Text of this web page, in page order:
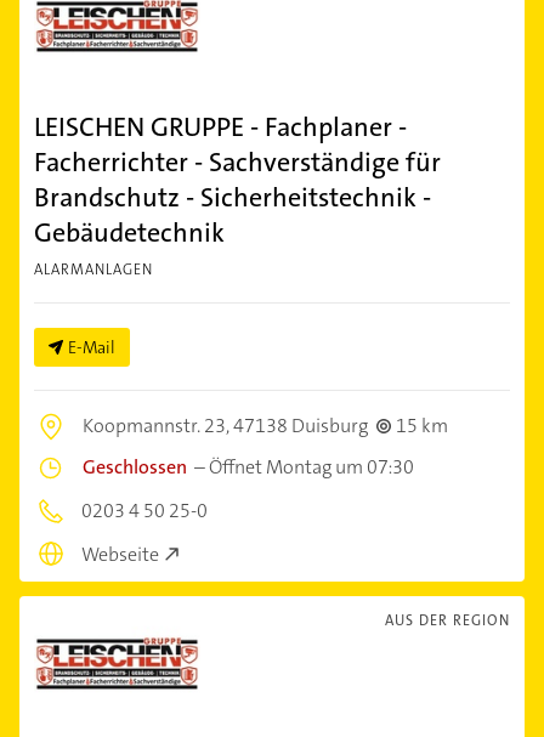
LEISCHEN GRUPPE - Fachplaner -
Facherrichter - Sachverständige für
Brandschutz - Sicherheitstechnik -
Gebäudetechnik
ALARMANLAGEN
E-Mail
Koopmannstr. 23,47138 Duisburg
15 km
Geschlossen –Öffnet Montag um 07:30
0203 4 50 25-0
Webseite
AUS DER REGION